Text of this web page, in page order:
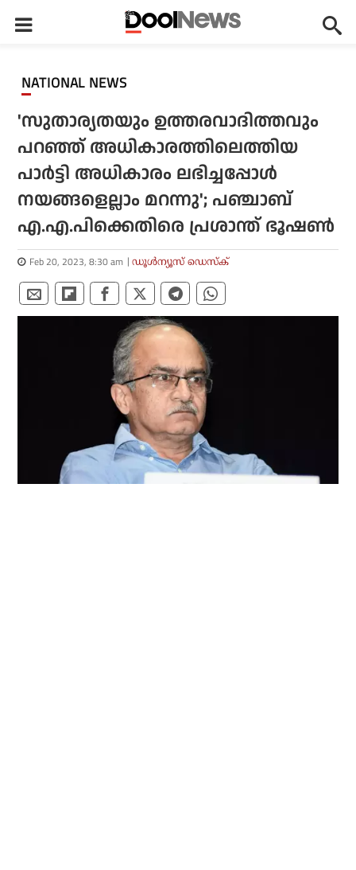
NATIONAL NEWS
'സുതാര്യതയും ഉത്തരവാദിത്തവും
പറഞ്ഞ് അധികാരത്തിലെത്തിയ
പാര്‍ട്ടി അധികാരം ലഭിച്ചപ്പോള്‍
നയങ്ങളെല്ലാം മറന്നു'; പഞ്ചാബ്
എ.എ.പിക്കെതിരെ പ്രശാന്ത് ഭൂഷണ്‍
Feb 20, 2023, 8:30 am ഡൂള്‍ന്യൂസ് ഡെസ്‌ക്